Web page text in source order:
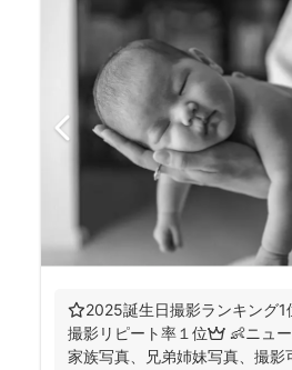
⭐️2025誕生日撮影ランキング
撮影リピート率１位👑 👶ニュ
家族写真、兄弟姉妹写真、撮